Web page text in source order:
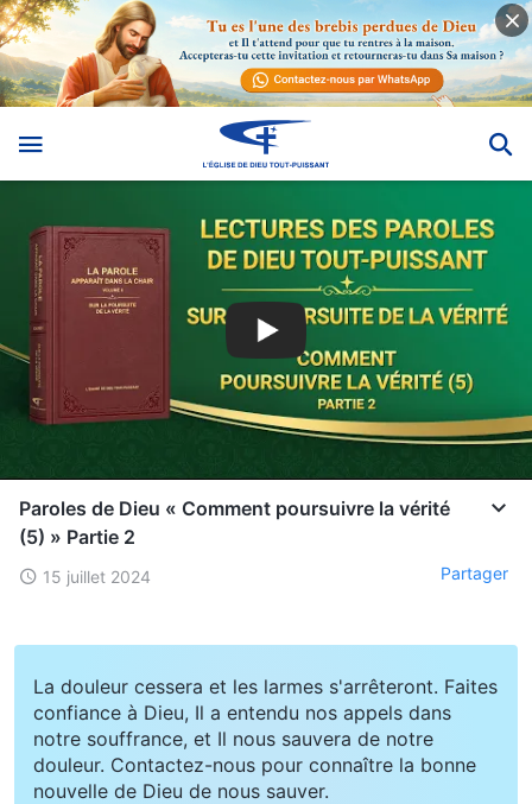
Paroles de Dieu « Comment poursuivre la vérité
(5) » Partie 2
15 juillet 2024 Partager
La douleur cessera et les larmes s'arrêteront. Faites
confiance à Dieu, Il a entendu nos appels dans
notre souffrance, et Il nous sauvera de notre
douleur. Contactez-nous pour connaître la bonne
nouvelle de Dieu de nous sauver.